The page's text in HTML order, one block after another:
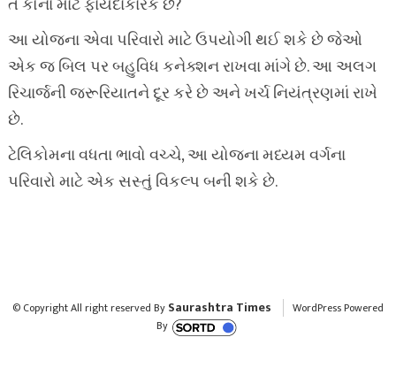
તે કોના માટે ફાયદાકારક છે?
આ યોજના એવા પરિવારો માટે ઉપયોગી થઈ શકે છે જેઓ
એક જ બિલ પર બહુવિધ કનેક્શન રાખવા માંગે છે. આ અલગ
રિચાર્જની જરૂરિયાતને દૂર કરે છે અને ખર્ચ નિયંત્રણમાં રાખે
છે.
ટેલિકોમના વધતા ભાવો વચ્ચે, આ યોજના મધ્યમ વર્ગના
પરિવારો માટે એક સસ્તું વિકલ્પ બની શકે છે.
© Copyright All right reserved By Saurashtra Times
WordPress Powered
By